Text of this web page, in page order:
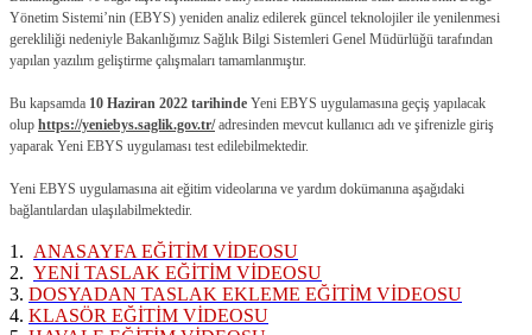
Yönetim Sistemi’nin (EBYS) yeniden analiz edilerek güncel teknolojiler ile yenilenmesi
gerekliliği nedeniyle Bakanlığımız Sağlık Bilgi Sistemleri Genel Müdürlüğü tarafından
yapılan yazılım geliştirme çalışmaları tamamlanmıştır.
Bu kapsamda 10 Haziran 2022 tarihinde Yeni EBYS uygulamasına geçiş yapılacak
olup https://yeniebys.saglik.gov.tr/adresinden mevcut kullanıcı adı ve şifrenizle giriş
yaparak Yeni EBYS uygulaması test edilebilmektedir.
Yeni EBYS uygulamasına ait eğitim videolarına ve yardım dokümanına aşağıdaki
bağlantılardan ulaşılabilmektedir.
1. ANASAYFA EĞİTİM VİDEOSU
2. YENİ TASLAK EĞİTİM VİDEOSU
3. DOSYADAN TASLAK EKLEME EĞİTİM VİDEOSU
4. KLASÖR EĞİTİM VİDEOSU